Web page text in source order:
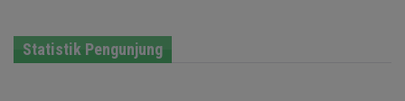
Statistik Pengunjung